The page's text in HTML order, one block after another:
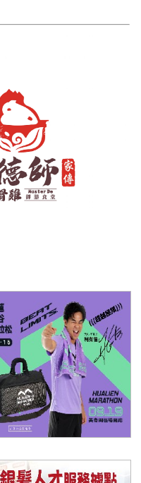
彰化縣